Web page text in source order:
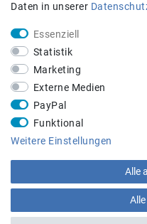
STAY CONNECTED
+43
Daten in unserer
Essenziell
Statistik
Marketing
Externe Medien
PayPal
Funktional
Weitere Einstellungen
Alle